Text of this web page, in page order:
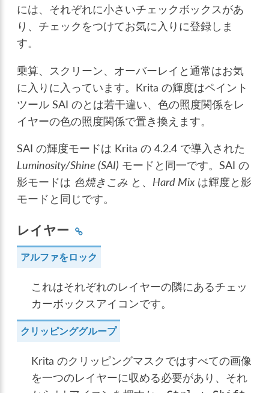
には、それぞれに小さいチェックボックスがあ
り、チェックをつけてお気に入りに登録しま
す。
乗算、スクリーン、オーバーレイと通常はお気
に入りに入っています。Krita の輝度はペイント
ツール SAI のとは若干違い、色の照度関係をレ
イヤーの色の照度関係で置き換えます。
SAI の輝度モードは Krita の 4.2.4 で導入された
Luminosity/Shine (SAI) モードと同一です。SAI の
影モードは 色焼きこみ と、 Hard Mix は輝度と影
モードと同じです。
レイヤー
アルファをロック
これはそれぞれのレイヤーの隣にあるチェッ
カーボックスアイコンです。
クリッピンググループ
Krita のクリッピングマスクではすべての画像
を一つのレイヤーに収める必要があり、それ